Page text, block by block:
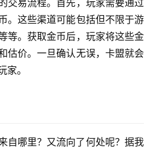
交易流程。首先，玩家需要通过
。这些渠道可能包括但不限于游
等。获取金币后，玩家将这些金
估价。一旦确认无误，卡盟就会
。
自哪里？又流向了何处呢？据我